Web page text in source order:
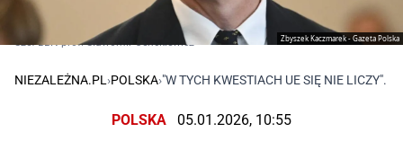
Zbyszek Kaczmarek - Gazeta Polska
Szef BBN prof. Sławomir Cenckiewicz
NIEZALEŻNA.PL ›POLSKA›"W TYCH KWESTIACH UE SIĘ NIE LICZY".
POLSKA 05.01.2026, 10:55